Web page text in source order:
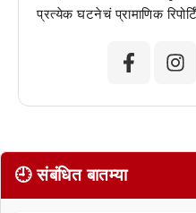
प्रत्येक घटनेचं प्रामाणिक
🕘 संबंधित बातम्या